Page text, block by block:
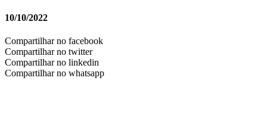
10/10/2022
Compartilhar no facebook
Compartilhar no twitter
Compartilhar no linkedin
Compartilhar no whatsapp